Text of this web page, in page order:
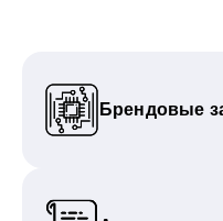
Брендовые